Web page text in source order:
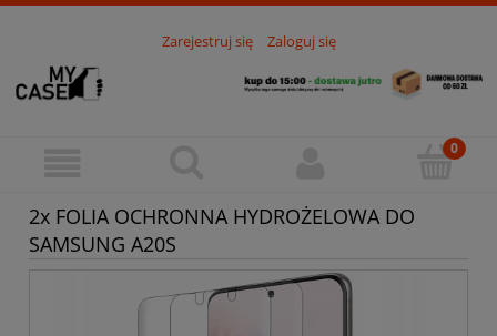
Zarejestruj się Zaloguj się
2x FOLIA OCHRONNA HYDROŻELOWA DO
SAMSUNG A20S